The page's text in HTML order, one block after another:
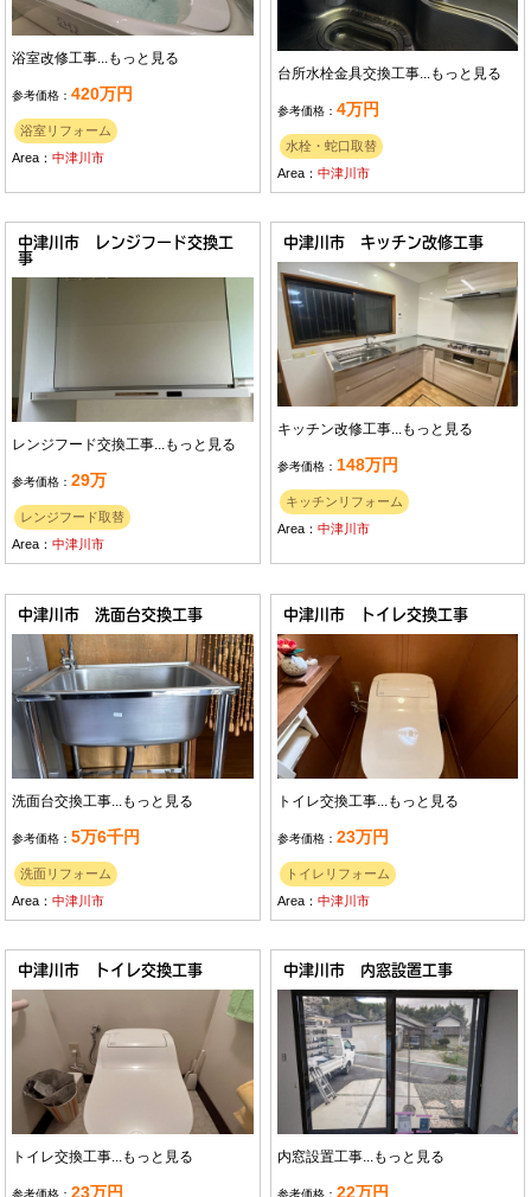
浴室改修工事...もっと見る
参考価格：420万円
浴室リフォーム
Area：中津川市
台所水栓金具交換工事...もっと見る
参考価格：4万円
水栓・蛇口取替
Area：中津川市
中津川市 レンジフード交換工
事
レンジフード交換工事...もっと見る
参考価格：29万
レンジフード取替
Area：中津川市
中津川市 キッチン改修工事
キッチン改修工事...もっと見る
参考価格：148万円
キッチンリフォーム
Area：中津川市
中津川市 洗面台交換工事
洗面台交換工事... もっと見る
参考価格：5万6千円
洗面リフォーム
Area：中津川市
中津川市 トイレ交換工事
トイレ交換工事... もっと見る
参考価格：23万円
トイレリフォーム
Area：中津川市
中津川市 トイレ交換工事
トイレ交換工事... もっと見る
参考価格：23万円
中津川市 内窓設置工事
内窓設置工事... もっと見る
参考価格：22万円